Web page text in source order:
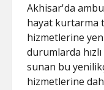
Akhisar'da
hayat kurtarma
hizmetlerine
durumlarda
sunan bu
hizmetlerine